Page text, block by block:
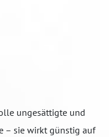
ungesättigte und
– sie wirkt günstig auf